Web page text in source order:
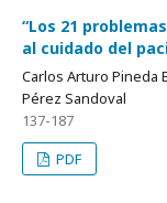
“Los 21
al cuidado del
Carlos Arturo Pineda
Pérez Sandoval
137-187
PDF